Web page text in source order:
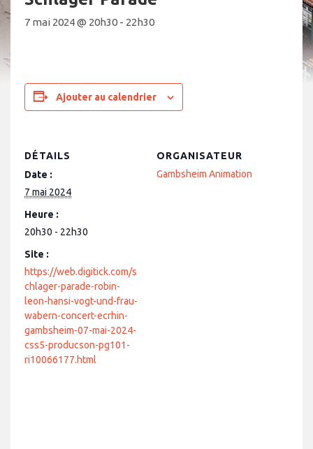
7 mai 2024 @ 20h30 - 22h30
Ajouter au calendrier
DÉTAILS
Date :
7 mai 2024
Heure :
20h30 - 22h30
Site :
https://web.digitick.com/s
chlager-parade-robin-
leon-hansi-vogt-und-frau-
wabern-concert-ecrhin-
gambsheim-07-mai-2024-
css5-producson-pg101-
ri10066177.html
ORGANISATEUR
Gambsheim Animation